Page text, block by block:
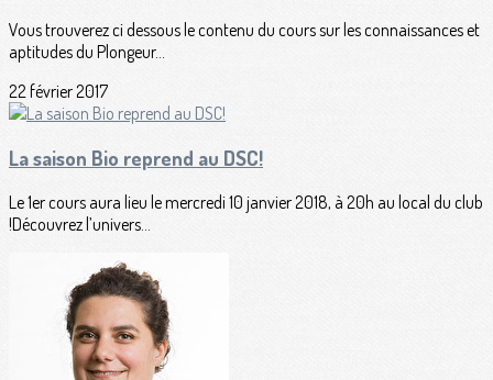
Vous trouverez ci dessous le contenu du cours sur les connaissances et
aptitudes du Plongeur...
22 février 2017
La saison Bio reprend au DSC!
Le 1er cours aura lieu le mercredi 10 janvier 2018, à 20h au local du club
!Découvrez l’univers...